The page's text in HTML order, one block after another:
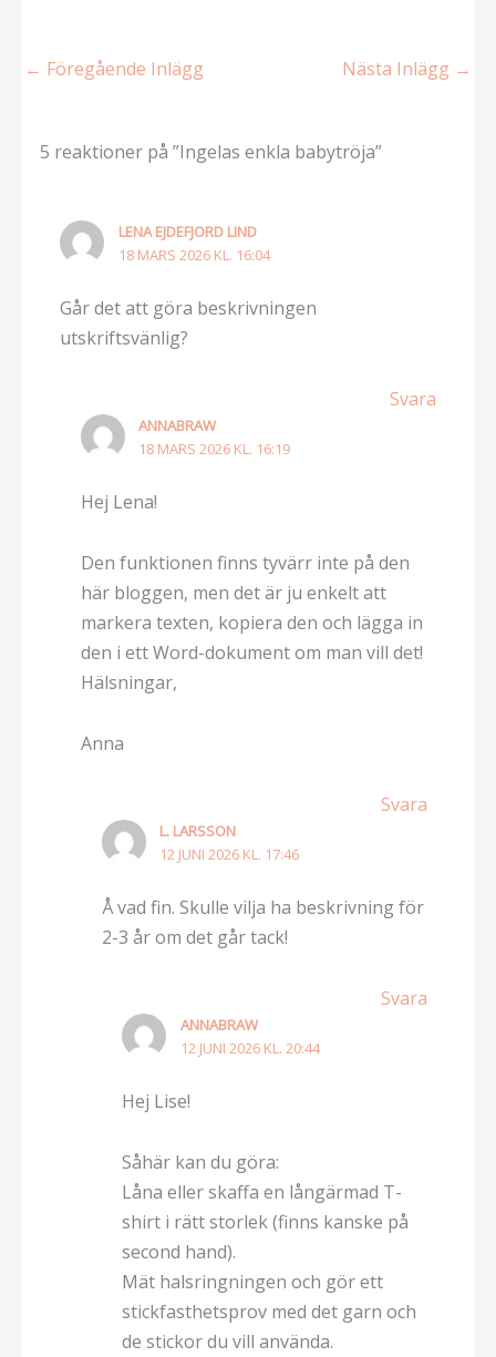
← Föregående Inlägg Nästa Inlägg →
5 reaktioner på ”Ingelas enkla babytröja”
LENA EJDEFJORD LIND
18 MARS 2026 KL. 16:04
Går det att göra beskrivningen
utskriftsvänlig?
Svara
ANNABRAW
18 MARS 2026 KL. 16:19
Hej Lena!
Den funktionen finns tyvärr inte på den
här bloggen, men det är ju enkelt att
markera texten, kopiera den och lägga in
den i ett Word-dokument om man vill det!
Hälsningar,
Anna
Svara
L. LARSSON
12 JUNI 2026 KL. 17:46
Å vad fin. Skulle vilja ha beskrivning för
2-3 år om det går tack!
Svara
ANNABRAW
12 JUNI 2026 KL. 20:44
Hej Lise!
Såhär kan du göra:
Låna eller skaffa en långärmad T-
shirt i rätt storlek (finns kanske på
second hand).
Mät halsringningen och gör ett
stickfasthetsprov med det garn och
de stickor du vill använda.